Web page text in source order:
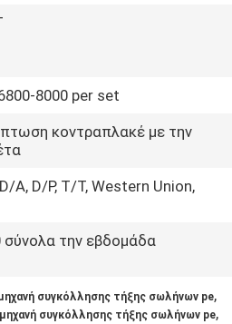
8000 per set
κοντραπλακέ με την
A, D/P, T/T, Western Union,
σύνολα την εβδομάδα
συγκόλλησης τήξης σωλήνων pe,
συγκόλλησης τήξης σωλήνων pe,